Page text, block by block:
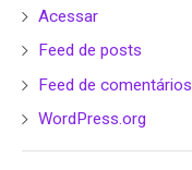
Acessar
Feed de posts
Feed de comentários
WordPress.org